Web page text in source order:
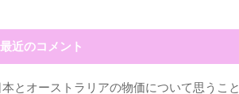
最近のコメント
本とオーストラリアの物価について思うこと